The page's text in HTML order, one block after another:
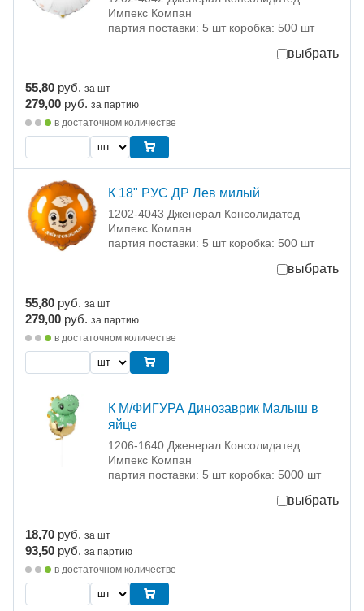
Импекс Компан
партия поставки: 5 шт коробка: 500 шт
выбрать
55,80 руб. за шт
279,00 руб. за партию
в достаточном количестве
К 18" РУС ДР Лев милый
1202-4043 Дженерал Консолидатед
Импекс Компан
партия поставки: 5 шт коробка: 500 шт
выбрать
55,80 руб. за шт
279,00 руб. за партию
в достаточном количестве
К М/ФИГУРА Динозаврик Малыш в
яйце
1206-1640 Дженерал Консолидатед
Импекс Компан
партия поставки: 5 шт коробка: 5000 шт
выбрать
18,70 руб. за шт
93,50 руб. за партию
в достаточном количестве